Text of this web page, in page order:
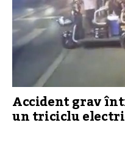
Accident grav
un triciclu